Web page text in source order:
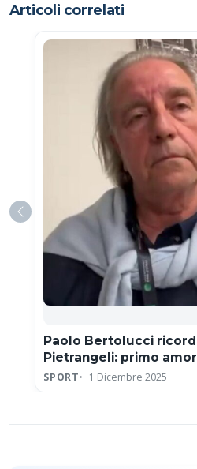
Articoli correlati
Paolo Bertolucci
Pietrangeli: primo
eroe della Coppa Davis
SPORT 1 Dicembre 2025